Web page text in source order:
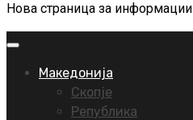
Нова страница за информации
Primary
Македонија
Скопје
Република